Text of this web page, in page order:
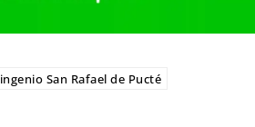
ingenio San Rafael de Pucté